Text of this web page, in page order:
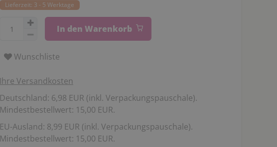
Lieferzeit: 3 - 5 Werktage
In den Warenkorb
Wunschliste
Ihre Versandkosten
Deutschland: 6,98 EUR (inkl. Verpackungspauschale).
Mindestbestellwert: 15,00 EUR.
EU-Ausland: 8,99 EUR (inkl. Verpackungspauschale).
Mindestbestellwert: 15,00 EUR.